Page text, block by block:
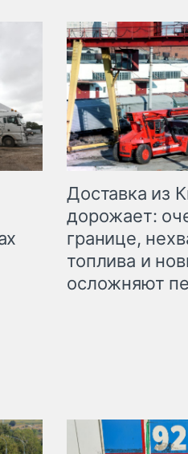
Доставка из
дорожает:
границе,
топлива и
осложняют